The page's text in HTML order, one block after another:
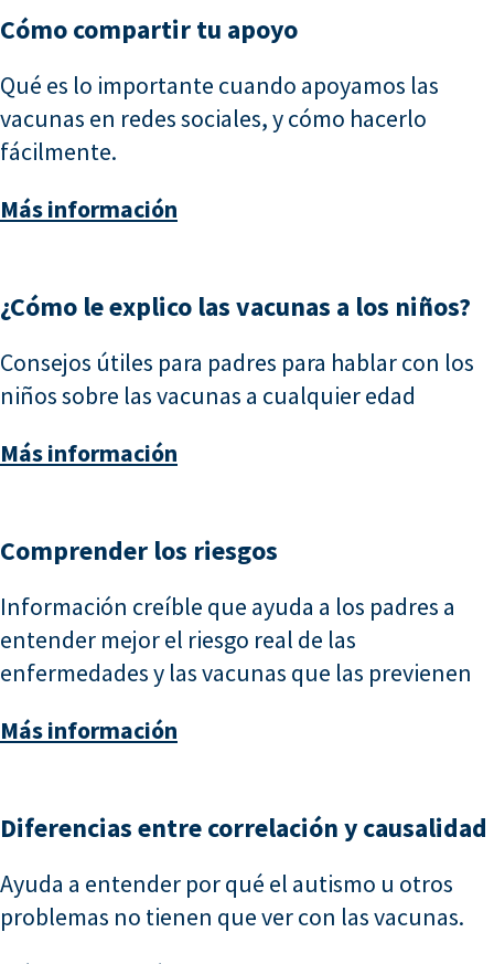
Cómo compartir tu apoyo
Qué es lo importante cuando apoyamos las
vacunas en redes sociales, y cómo hacerlo
fácilmente.
Más información
¿Cómo le explico las vacunas a los niños?
Consejos útiles para padres para hablar con los
niños sobre las vacunas a cualquier edad
Más información
Comprender los riesgos
Información creíble que ayuda a los padres a
entender mejor el riesgo real de las
enfermedades y las vacunas que las previenen
Más información
Diferencias entre correlación y causalidad
Ayuda a entender por qué el autismo u otros
problemas no tienen que ver con las vacunas.